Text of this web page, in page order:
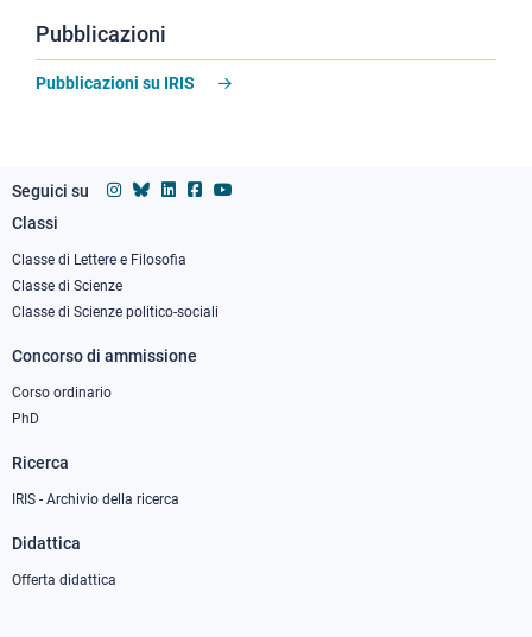
Pubblicazioni
Pubblicazioni su IRIS
Seguici su
Footer
column
1
Classi
Classe di Lettere e Filosofia
Classe di Scienze
Classe di Scienze politico-sociali
Concorso di ammissione
Corso ordinario
PhD
Ricerca
IRIS - Archivio della ricerca
Didattica
Offerta didattica